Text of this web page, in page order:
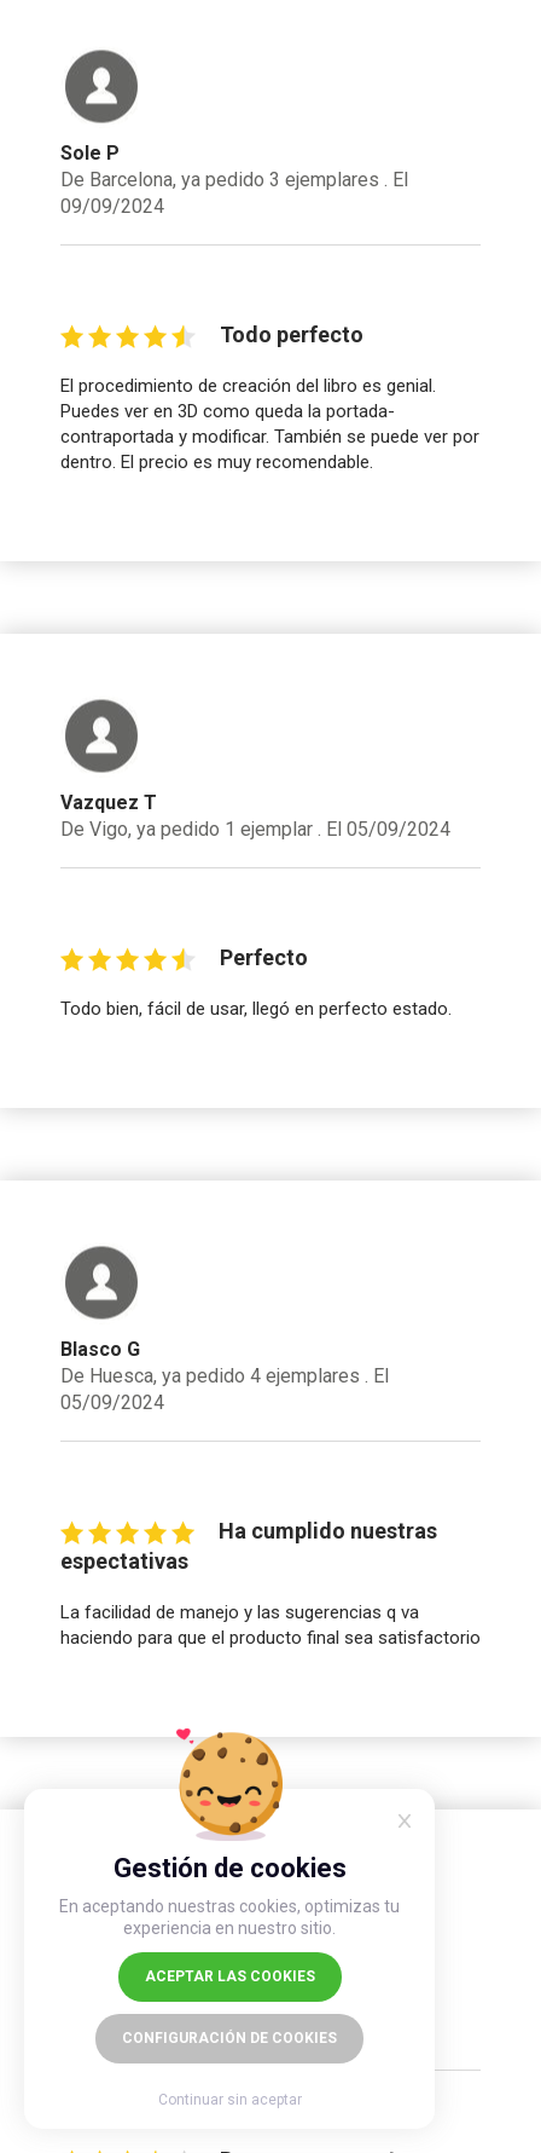
Gestión de cookies
En aceptando nuestras cookies, optimizas tu
experiencia en nuestro sitio.
ACEPTAR LAS COOKIES
CONFIGURACIÓN DE COOKIES
Continuar sin aceptar
Sole P
De Barcelona, ya pedido 3 ejemplares . El
09/09/2024
Todo perfecto
El procedimiento de creación del libro es genial.
Puedes ver en 3D como queda la portada-
contraportada y modificar. También se puede ver por
dentro. El precio es muy recomendable.
Vazquez T
De Vigo, ya pedido 1 ejemplar . El 05/09/2024
Perfecto
Todo bien, fácil de usar, llegó en perfecto estado.
Blasco G
De Huesca, ya pedido 4 ejemplares . El
05/09/2024
Ha cumplido nuestras
espectativas
La facilidad de manejo y las sugerencias q va
haciendo para que el producto final sea satisfactorio
CELADA N
De Navalcarnero, ya pedido 8 ejemplares . El
02/09/2024